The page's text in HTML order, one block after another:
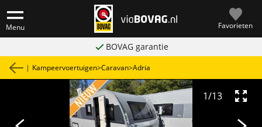
Menu Favorieten
BOVAG garantie
| Kampeervoertuigen>Caravan>Adria
1/13